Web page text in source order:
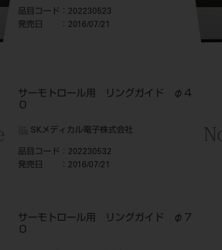
品目コード ：202230523
発売日
：2016/07/21
サーモトロール用 リングガイド φ４
０
SKメディカル電子株式会社
品目コード ：202230532
発売日
：2016/07/21
サーモトロール用 リングガイド φ７
０